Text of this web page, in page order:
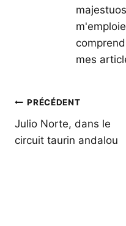
mes
Navigation
de
l’article
PRÉCÉDENT
Julio Norte, dans le
circuit taurin andalou